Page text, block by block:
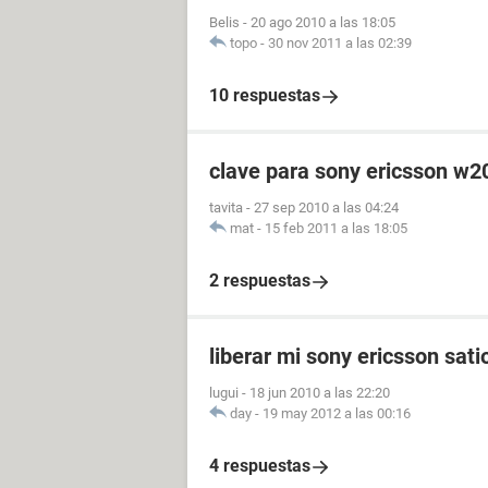
Belis - 20 ago 2010 a las 18:05
topo - 30 nov 2011 a las 02:39
10 respuestas
clave para sony ericsson
tavita - 27 sep 2010 a las 04:24
mat - 15 feb 2011 a las 18:05
2 respuestas
liberar mi sony ericsson
lugui - 18 jun 2010 a las 22:20
day - 19 may 2012 a las 00:16
4 respuestas